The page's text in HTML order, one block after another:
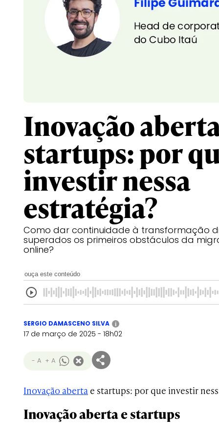
Inovação
startups: por
investir nessa
estratégia?
Como dar continuidade à transformação
superados os primeiros obstáculos da
online?
ouça este conteúdo
SERGIO DAMASCENO SILVA i
17 de março de 2025 - 18h02
- A + A
Inovação aberta e startups: por que investir
Inovação aberta e startups